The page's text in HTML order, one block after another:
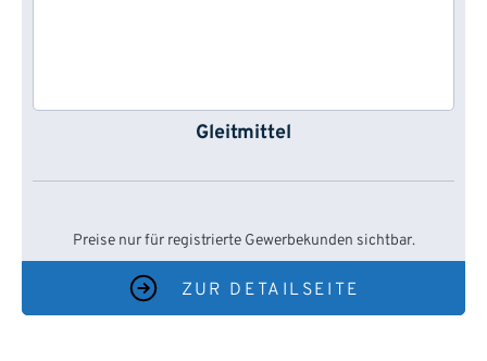
Gleitmittel
Preise nur für registrierte Gewerbekunden sichtbar.
ZUR DETAILSEITE